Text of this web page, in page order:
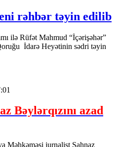
rəhbər təyin edilib
ilə Rüfət Mahmud “İçərişəhər”
İdarə Heyətinin sədri təyin
Bəylərqızını azad
Məhkəməsi jurnalist Şahnaz